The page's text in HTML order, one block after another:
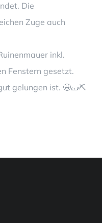
Die
Zuge auch
inkl.
Fenstern gesetzt.
gelungen ist. 🤩🧱⛏